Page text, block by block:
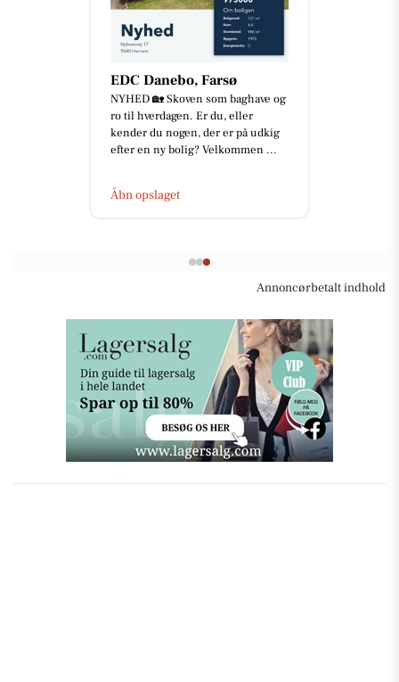
EDC Danebo, Farsø
NYHED 🏡 Skoven som baghave og
ro til hverdagen. Er du, eller
kender du nogen, der er på udkig
efter en ny bolig? Velkommen ...
Åbn opslaget
Annoncørbetalt indhold